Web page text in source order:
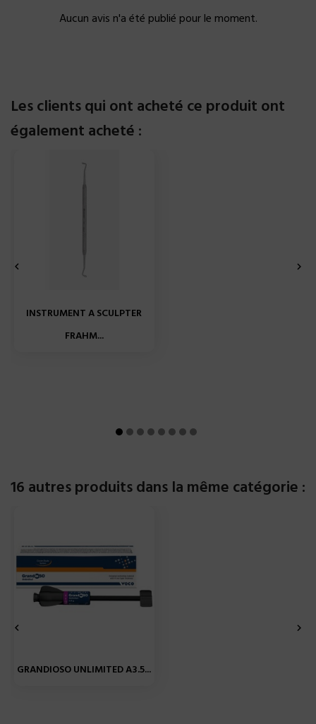
Aucun avis n'a été publié pour le moment.
Les clients qui ont acheté ce produit ont
également acheté :
INSTRUMENT A SCULPTER
FRAHM...
 
16 autres produits dans la même catégorie :
GRANDIOSO UNLIMITED A3.5...
 